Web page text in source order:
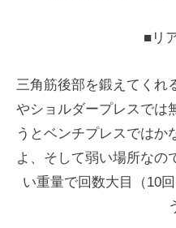
■リ
三角筋後部を鍛えてくれ
やショルダープレスでは
うとベンチプレスではか
よ、そして弱い場所なの
い重量で回数大目（10